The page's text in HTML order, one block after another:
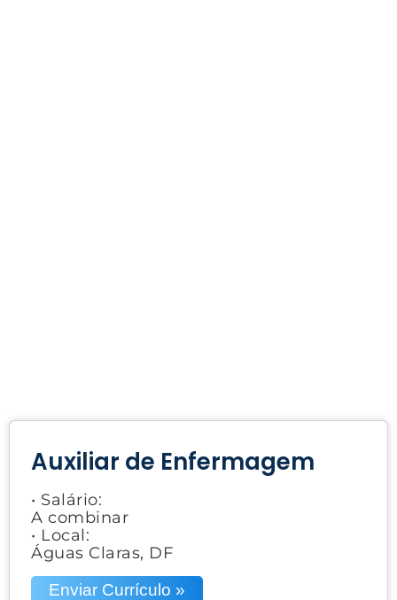
Auxiliar de Enfermagem
• Salário:
A combinar
• Local:
Águas Claras, DF
Enviar Currículo »